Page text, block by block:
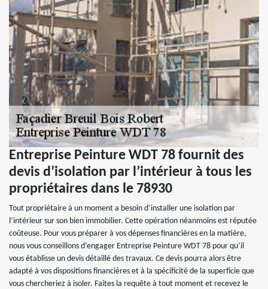
Entreprise Peinture WDT 78 fournit des
devis d’isolation par l’intérieur à tous les
propriétaires dans le 78930
Tout propriétaire à un moment a besoin d’installer une isolation par
l’intérieur sur son bien immobilier. Cette opération néanmoins est réputée
coûteuse. Pour vous préparer à vos dépenses financières en la matière,
nous vous conseillons d’engager Entreprise Peinture WDT 78 pour qu’il
vous établisse un devis détaillé des travaux. Ce devis pourra alors être
adapté à vos dispositions financières et à la spécificité de la superficie que
vous chercheriez à isoler. Faites la requête à tout moment et recevez le